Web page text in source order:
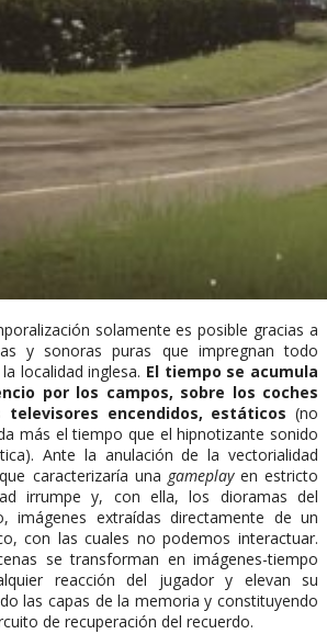
solamente es posible gracias a
y sonoras puras que impregnan todo
localidad inglesa. El tiempo se acumula
por los campos, sobre los coches
televisores encendidos, estáticos (no
más el tiempo que el hipnotizante sonido
Ante la anulación de la vectorialidad
caracterizaría una gameplayen estricto
irrumpe y, con ella, los dioramas del
imágenes extraídas directamente de un
con las cuales no podemos interactuar.
se transforman en imágenes-tiempo
reacción del jugador y elevan su
las capas de la memoria y constituyendo
de recuperación del recuerdo.